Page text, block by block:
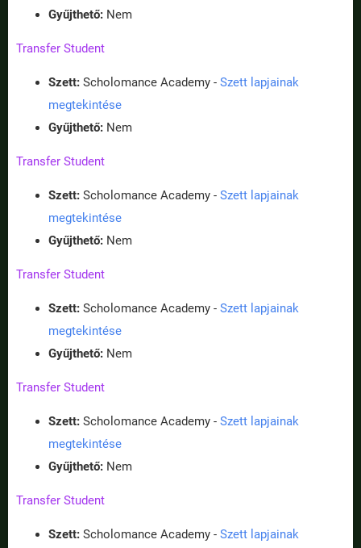
Gyűjthető: Nem
Transfer Student
Szett: Scholomance Academy - Szett lapjainak
megtekintése
Gyűjthető: Nem
Transfer Student
Szett: Scholomance Academy - Szett lapjainak
megtekintése
Gyűjthető: Nem
Transfer Student
Szett: Scholomance Academy - Szett lapjainak
megtekintése
Gyűjthető: Nem
Transfer Student
Szett: Scholomance Academy - Szett lapjainak
megtekintése
Gyűjthető: Nem
Transfer Student
Szett: Scholomance Academy - Szett lapjainak